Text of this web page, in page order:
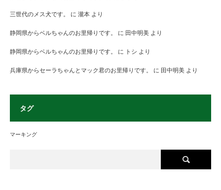
三世代のメス犬です。 に 瀧本 より
静岡県からベルちゃんのお里帰りです。 に 田中明美 より
静岡県からベルちゃんのお里帰りです。 に トシ より
兵庫県からセーラちゃんとマック君のお里帰りです。 に 田中明美 より
タグ
マーキング